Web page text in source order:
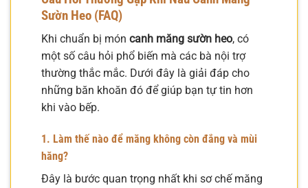
Sườn Heo (FAQ)
Khi chuẩn bị món canh măng sườn heo, có
một số câu hỏi phổ biến mà các bà nội trợ
thường thắc mắc. Dưới đây là giải đáp cho
những băn khoăn đó để giúp bạn tự tin hơn
khi vào bếp.
1. Làm thế nào để măng không còn đắng và mùi
hăng?
Đây là bước quan trọng nhất khi sơ chế măng